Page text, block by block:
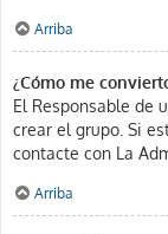
Arriba
¿Cómo me
El Responsable de
crear el grupo. Si
contacte con La
Arriba